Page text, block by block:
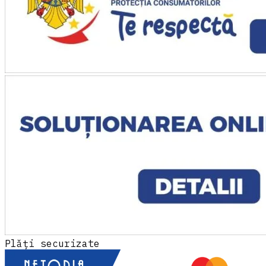
fără furnizor în plină execuție. Uzinex a intrat
în 48h, a refăcut specificațiile tehnice și a
livrat la termen. Fără ei, pierdeam finanțarea."
★★★★★
calitate."
Aveam un audit pe finanțarea PNRR și
echipamentul promis nu apăruse. Uzinex l-a
observații."
Sorin Vasile
Plăți securizate